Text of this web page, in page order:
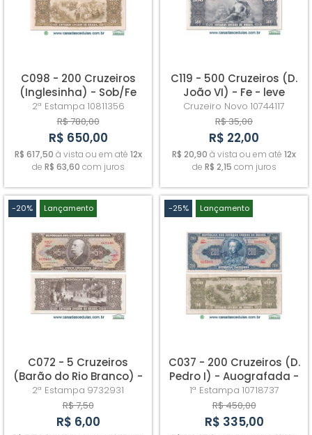
C098 - 200 Cruzeiros
(Inglesinha) - Sob/Fe
2ª Estampa 10811356
R$ 780,00
R$ 650,00
R$ 617,50 à vista ou em até 12x
de R$ 63,60 com juros
C119 - 500 Cruzeiros (D.
João VI) - Fe - leve
amarelado do tempo
Cruzeiro Novo 10744117
R$ 35,00
R$ 22,00
R$ 20,90 à vista ou em até 12x
de R$ 2,15 com juros
-20% Lançamento
C072 - 5 Cruzeiros
(Barão do Rio Branco) -
Fe
2ª Estampa 9732931
R$ 7,50
R$ 6,00
-25% Lançamento
C037 - 200 Cruzeiros (D.
Pedro I) - Auografada -
Sob
1ª Estampa 10718737
R$ 450,00
R$ 335,00